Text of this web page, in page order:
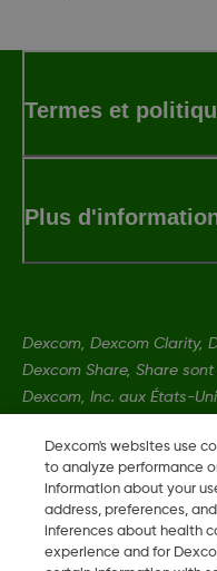
Termes et
Plus
Dexcom, Dexcom Clarity,
Dexcom Share, Share
Dexcom, Inc. aux États-
2026 Dexcom, Inc. Tous
Dexcom's websites use
to analyze performance
information about your
address, preferences,
inferences about health
experience and for